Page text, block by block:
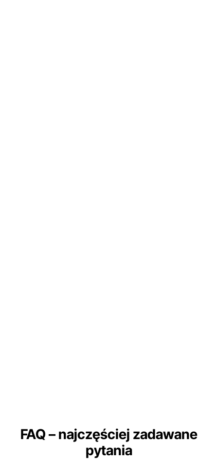
FAQ – najczęściej zadawane
pytania